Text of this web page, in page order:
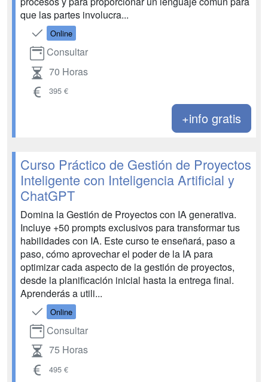
que las partes involucra...
Online
Consultar
70 Horas
395 €
+info gratis
Curso Práctico de Gestión de Proyectos
Inteligente con Inteligencia Artificial y
ChatGPT
Domina la Gestión de Proyectos con IA generativa.
Incluye +50 prompts exclusivos para transformar tus
habilidades con IA. Este curso te enseñará, paso a
paso, cómo aprovechar el poder de la IA para
optimizar cada aspecto de la gestión de proyectos,
desde la planificación inicial hasta la entrega final.
Aprenderás a utili...
Online
Consultar
75 Horas
495 €